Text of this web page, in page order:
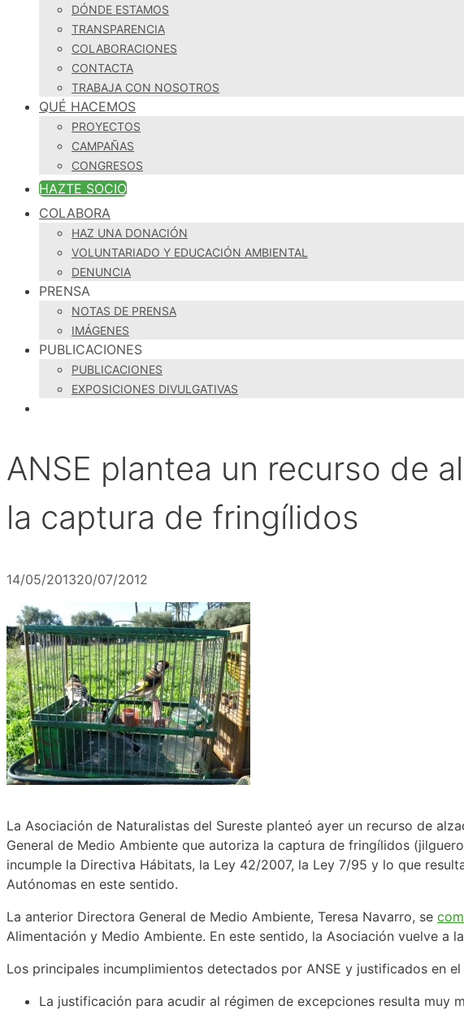
DÓNDE ESTAMOS
TRANSPARENCIA
COLABORACIONES
CONTACTA
TRABAJA CON NOSOTROS
QUÉ HACEMOS
PROYECTOS
CAMPAÑAS
CONGRESOS
HAZTE SOCIO
COLABORA
HAZ UNA DONACIÓN
VOLUNTARIADO Y EDUCACIÓN AMBIENTAL
DENUNCIA
PRENSA
NOTAS DE PRENSA
IMÁGENES
PUBLICACIONES
PUBLICACIONES
EXPOSICIONES DIVULGATIVAS
ANSE plantea un recurso de
la captura de fringílidos
14/05/201320/07/2012
La Asociación de Naturalistas del Sureste planteó ayer un recurso de
General de Medio Ambiente que autoriza la captura de fringílidos
incumple la Directiva Hábitats, la Ley 42/2007, la Ley 7/95 y lo que
Autónomas en este sentido.
La anterior Directora General de Medio Ambiente, Teresa Navarro, se
Alimentación y Medio Ambiente. En este sentido, la Asociación vuelve
Los principales incumplimientos detectados por ANSE y justificados en el
La justificación para acudir al régimen de excepciones resulta muy